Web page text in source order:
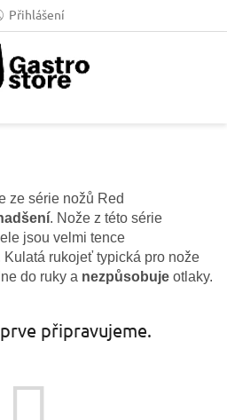
Přihlášení
ze série nožů Red
. Nože z této série
jsou velmi tence
Kulatá rukojeť typická pro nože
do ruky a nezpůsobuje otlaky.
připravujeme.